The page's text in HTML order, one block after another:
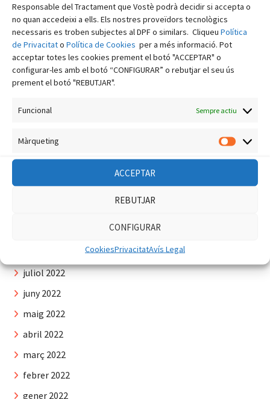
Responsable del Tractament que Vostè podrà decidir si accepta o
no quan accedeixi a ells. Els nostres proveïdors tecnològics
necessaris es troben subjectes al DPF o similars. Cliqueu Política
de Privacitato Política de Cookies per a més informació. Pot
acceptar totes les cookies prement el botó "ACCEPTAR" o
configurar-les amb el botó “CONFIGURAR” o rebutjar el seu ús
prement el botó "REBUTJAR".
Funcional Sempre actiu
Màrqueting
ACCEPTAR
REBUTJAR
CONFIGURAR
CookiesPrivacitatAvís Legal
agost 2023
juliol 2023
juny 2023
maig 2023
abril 2023
març 2023
juliol 2022
juny 2022
maig 2022
abril 2022
març 2022
febrer 2022
gener 2022